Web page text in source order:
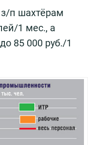
з/п шахтёрам
1 мес., а
85 000 руб./1